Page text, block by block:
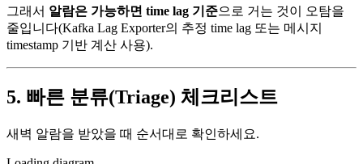
그래서 알람은 가능하면 time lag 기준으로 거는 것이 오탐을
줄입니다(Kafka Lag Exporter의 추정 time lag 또는 메시지
timestamp 기반 계산 사용).
5. 빠른 분류(Triage) 체크리스트
새벽 알람을 받았을 때 순서대로 확인하세요.